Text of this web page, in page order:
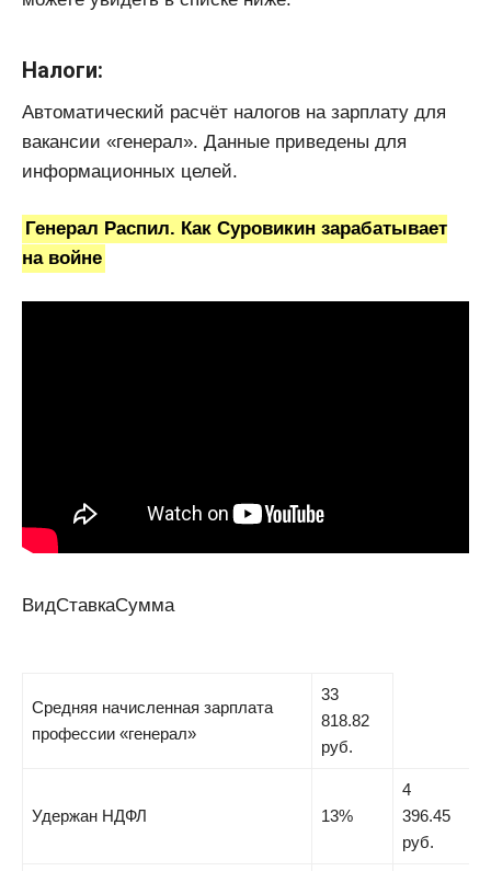
Налоги:
Автоматический расчёт налогов на зарплату для
вакансии «генерал». Данные приведены для
информационных целей.
Генерал Распил. Как Суровикин зарабатывает
на войне
ВидСтавкаСумма
Средняя начисленная зарплата
профессии «генерал»
33
818.82
руб.
Удержан НДФЛ 13%
4
396.45
руб.